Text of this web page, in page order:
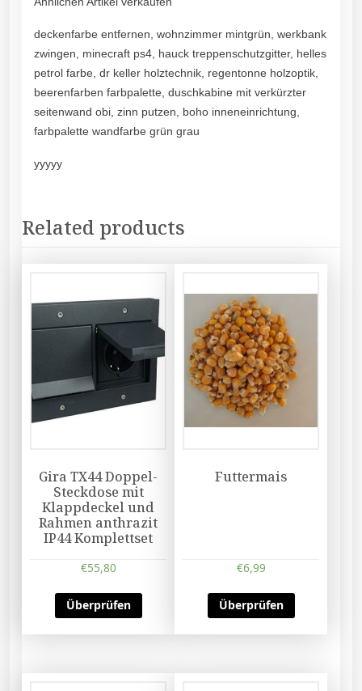
deckenfarbe entfernen, wohnzimmer mintgrün, werkbank
zwingen, minecraft ps4, hauck treppenschutzgitter, helles
petrol farbe, dr keller holztechnik, regentonne holzoptik,
beerenfarben farbpalette, duschkabine mit verkürzter
seitenwand obi, zinn putzen, boho inneneinrichtung,
farbpalette wandfarbe grün grau
yyyyy
Related products
Gira TX44 Doppel-
Steckdose mit
Klappdeckel und
Rahmen anthrazit
IP44 Komplettset
€55,80
Überprüfen
Futtermais
€6,99
Überprüfen